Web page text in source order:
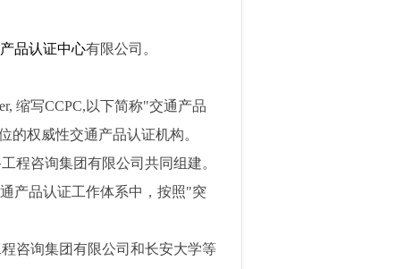
品认证中心有限公司。
缩写CCPC, 以下简称"交通产品
的权威性交通产品认证机构。
程咨询集团有限公司共同组建。
产品认证工作体系中，按照"突
咨询集团有限公司和长安大学等